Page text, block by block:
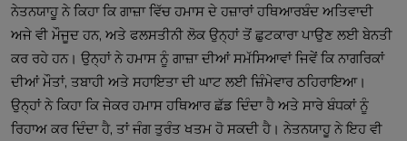
ਨੇਤਨਯਾਹੂ ਨੇ ਕਿਹਾ ਕਿ ਗਾਜ਼ਾ ਵਿੱਚ ਹਮਾਸ ਦੇ ਹਜ਼ਾਰਾਂ ਹਥਿਆਰਬੰਦ ਅਤਿਵਾਦੀ
ਅਜੇ ਵੀ ਮੌਜੂਦ ਹਨ, ਅਤੇ ਫਲਸਤੀਨੀ ਲੋਕ ਉਨ੍ਹਾਂ ਤੋਂ ਛੁਟਕਾਰਾ ਪਾਉਣ ਲਈ ਬੇਨਤੀ
ਕਰ ਰਹੇ ਹਨ। ਉਨ੍ਹਾਂ ਨੇ ਹਮਾਸ ਨੂੰ ਗਾਜ਼ਾ ਦੀਆਂ ਸਮੱਸਿਆਵਾਂ ਜਿਵੇਂ ਕਿ ਨਾਗਰਿਕਾਂ
ਦੀਆਂ ਮੌਤਾਂ, ਤਬਾਹੀ ਅਤੇ ਸਹਾਇਤਾ ਦੀ ਘਾਟ ਲਈ ਜ਼ਿੰਮੇਵਾਰ ਠਹਿਰਾਇਆ।
ਉਨ੍ਹਾਂ ਨੇ ਕਿਹਾ ਕਿ ਜੇਕਰ ਹਮਾਸ ਹਥਿਆਰ ਛੱਡ ਦਿੰਦਾ ਹੈ ਅਤੇ ਸਾਰੇ ਬੰਧਕਾਂ ਨੂੰ
ਰਿਹਾਅ ਕਰ ਦਿੰਦਾ ਹੈ, ਤਾਂ ਜੰਗ ਤੁਰੰਤ ਖਤਮ ਹੋ ਸਕਦੀ ਹੈ। ਨੇਤਨਯਾਹੂ ਨੇ ਇਹ ਵੀ